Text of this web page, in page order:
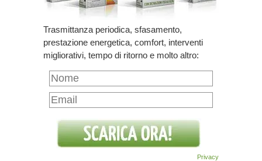
Trasmittanza periodica, sfasamento,
prestazione energetica, comfort, interventi
migliorativi, tempo di ritorno e molto altro:
Privacy